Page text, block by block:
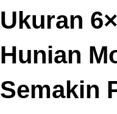
Ukuran
Hunian
Semakin